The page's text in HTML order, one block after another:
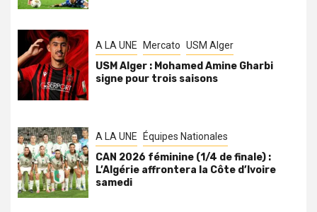
A LA UNE Mercato USM Alger
USM Alger : Mohamed Amine Gharbi
signe pour trois saisons
A LA UNE Équipes Nationales
CAN 2026 féminine (1/4 de finale) :
L’Algérie affrontera la Côte d’Ivoire
samedi